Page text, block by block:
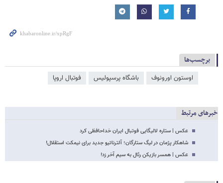
برچسب‌ها
اوستون اورونوف باشگاه پرسپولیس فوتبال اروپا
خبرهای مرتبط
عکس | ستاره لالیگایی فوتبال ایران خداحافظی کرد
شاهکار پژمان در لیگ ستارگان؛ آلترناتیو جدید برای نیمکت استقلال!
عکس | همسر بازیکن رئال به سیم آخر زد!